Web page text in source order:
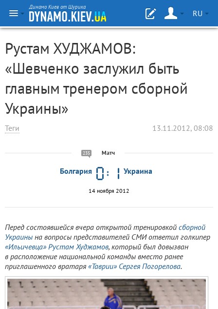
Динамо Киев от Шурика
RU
Рустам ХУДЖАМОВ:
«Шевченко заслужил быть
главным тренером сборной
Украины»
Теги 13.11.2012, 08:08
235 Матч
Болгария Украина
14 ноября 2012
Перед состоявшейся вчера открытой тренировкой сборной
Украины на вопросы представителей СМИ ответил голкипер
«Ильичевца» Рустам Худжамов, который был довызван
в расположение национальной команды вместо ранее
приглашенного вратаря «Таврии» Сергея Погорелова.